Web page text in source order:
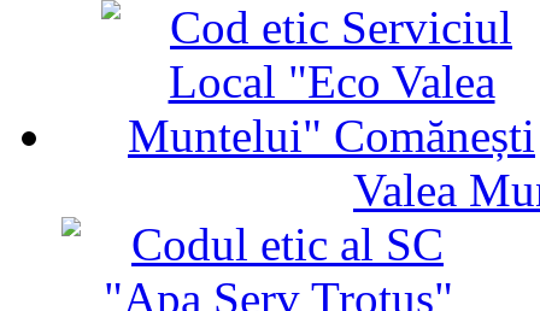
Valea